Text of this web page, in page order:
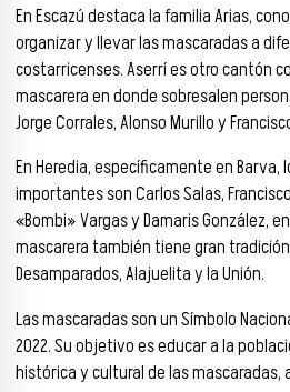
En Escazú destaca la familia Arias,
organizar y llevar las mascaradas a
costarricenses. Aserrí es otro cantón
mascarera en donde sobresalen
Jorge Corrales, Alonso Murillo y
En Heredia, específicamente en Barva,
importantes son Carlos Salas,
«Bombi» Vargas y Damaris González,
mascarera también tiene gran
Desamparados, Alajuelita y la Unión.
Las mascaradas son un Símbolo
2022. Su objetivo es educar a la
histórica y cultural de las mascaradas,